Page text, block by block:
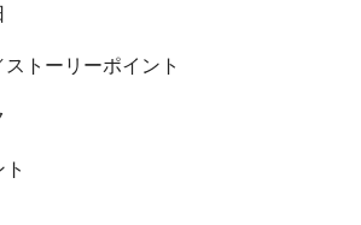
ストーリーポイント